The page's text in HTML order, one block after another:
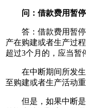
问：借款费用暂停
答：借款费用暂停
产在购建或者生产过
超过3个月的，应当暂
在中断期间所发生
至购建或者生产活动重
但是，如果中断是